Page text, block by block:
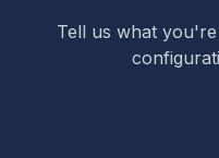
Tell us what